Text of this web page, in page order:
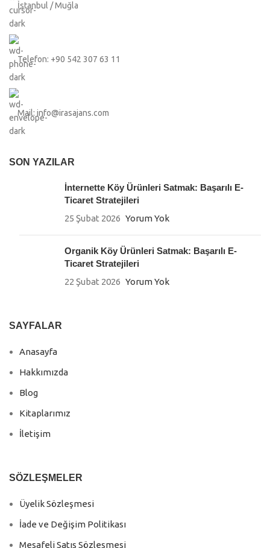
İstanbul / Muğla
Telefon: +90 542 307 63 11
Mail: info@irasajans.com
SON YAZILAR
İnternette Köy Ürünleri Satmak: Başarılı E-
Ticaret Stratejileri
25 Şubat 2026 Yorum Yok
Organik Köy Ürünleri Satmak: Başarılı E-
Ticaret Stratejileri
22 Şubat 2026 Yorum Yok
SAYFALAR
Anasayfa
Hakkımızda
Blog
Kitaplarımız
İletişim
SÖZLEŞMELER
Üyelik Sözleşmesi
İade ve Değişim Politikası
Mesafeli Satış Sözleşmesi